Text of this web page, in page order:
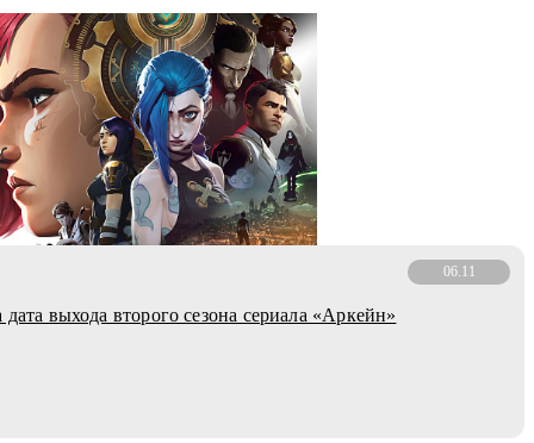
06.11
дата выхода второго сезона сериала «Аркейн»